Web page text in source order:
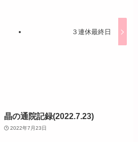
３連休最終日
晶の通院記録(2022.7.23)
2022年7月23日